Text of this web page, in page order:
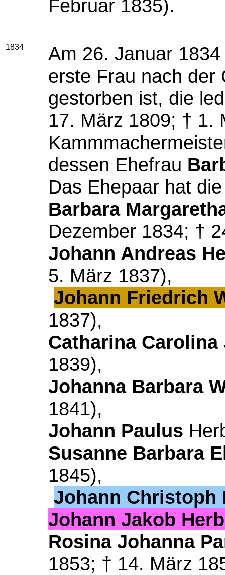
Februar 1835).
1834
Am 26. Januar
erste Frau nach der
gestorben ist, die
17. März 1809; † 1.
dessen Ehefrau
Das Ehepaar hat
Barbara
Dezember 1834; †
Johann Andreas
5. März 1837),
Johann Friedrich
1837),
Catharina
1839),
Johanna Barbara
1841),
Johann Paulus
Susanne Barbara
1845),
Johann Christoph
Johann Jakob
Rosina Johanna
1853; † 14. März